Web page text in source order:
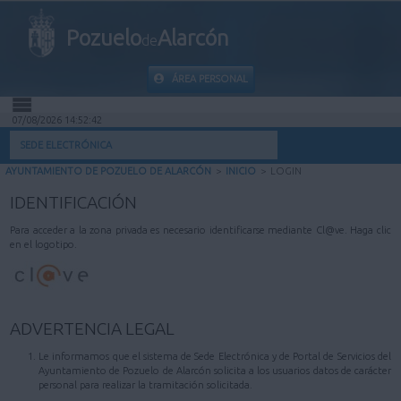
PozuelodeAlarcón
ÁREA PERSONAL
INICIO
MI CARPETA
INFORMACIÓN MUNICIPAL
AYUDA
07/08/2026 14:52:42
SEDE ELECTRÓNICA
AYUNTAMIENTO DE POZUELO DE ALARCÓN > INICIO > LOGIN
IDENTIFICACIÓN
Para acceder a la zona privada es necesario identificarse mediante Cl@ve. Haga clic
en el logotipo.
ADVERTENCIA LEGAL
Le informamos que el sistema de Sede Electrónica y de Portal de Servicios del
Ayuntamiento de Pozuelo de Alarcón solicita a los usuarios datos de carácter
personal para realizar la tramitación solicitada.